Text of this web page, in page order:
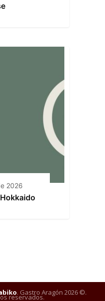
2026
. Gastro Aragón 2026 ©.
reservados.